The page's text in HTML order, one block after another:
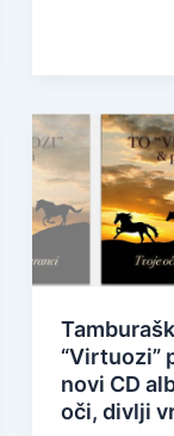
“Virtuozi”
novi CD
oči, divlji